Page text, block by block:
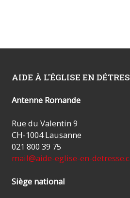
AIDE À L'ÉGLISE EN
Antenne Romande
Rue du Valentin 9
CH-1004 Lausanne
021 800 39 75
mail@aide-eglise-en-
Siège national